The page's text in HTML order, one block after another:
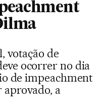
votação de
ocorrer no dia
de impeachment
aprovado, a